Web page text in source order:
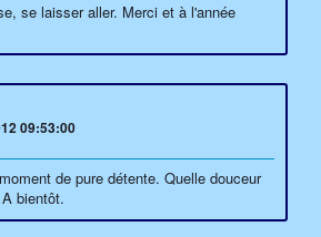
se laisser aller. Merci et à l'année
09:53:00
de pure détente. Quelle douceur
bientôt.